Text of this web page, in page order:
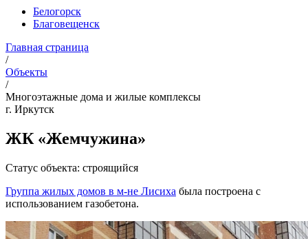
Белогорск
Благовещенск
Главная страница
/
Объекты
/
Многоэтажные дома и жилые комплексы
г. Иркутск
ЖК «Жемчужина»
Статус объекта: строящийся
Группа жилых домов в м-не Лисиха была построена с
использованием газобетона.